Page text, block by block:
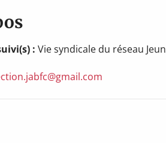
: Vie syndicale du réseau